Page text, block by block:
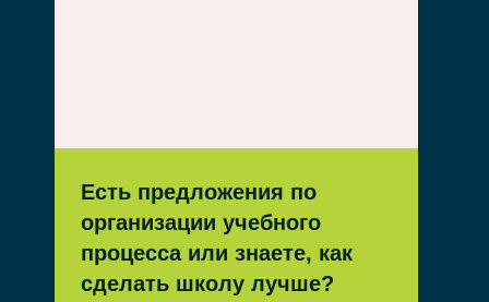
Есть предложения по
организации учебного
процесса или знаете, как
сделать школу лучше?